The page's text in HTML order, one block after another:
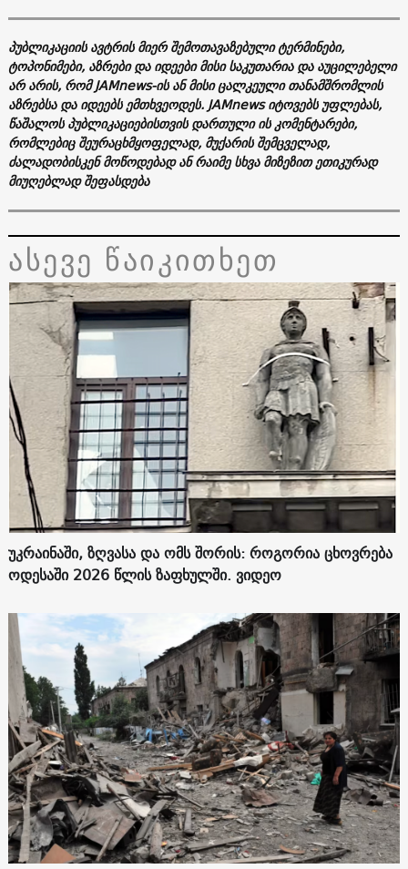
პუბლიკაციის ავტრის მიერ შემოთავაზებული ტერმინები,
ტოპონიმები, აზრები და იდეები მისი საკუთარია და აუცილებელი
არ არის, რომJAMnews-ის ან მისი ცალკეული თანამშრომლის
აზრებსა და იდეებს ემთხვეოდეს.JAMnewsიტოვებს უფლებას,
წაშალოს პუბლიკაციებისთვის დართული ის კომენტარები,
რომლებიც შეურაცხმყოფელად, მუქარის შემცველად,
ძალადობისკენ მოწოდებად ან რაიმე სხვა მიზეზით ეთიკურად
მიუღებლად შეფასდება
ასევე წაიკითხეთ
უკრაინაში, ზღვასა და ომს შორის: როგორია ცხოვრება
ოდესაში 2026 წლის ზაფხულში. ვიდეო